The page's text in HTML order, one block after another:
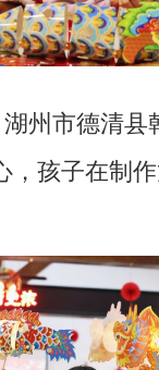
市德清县
，孩子在制